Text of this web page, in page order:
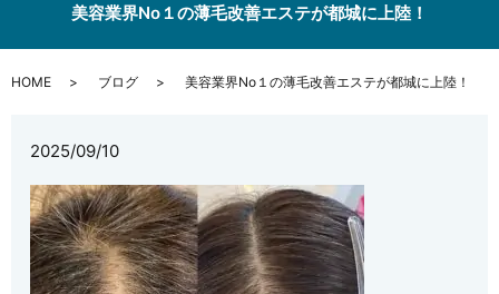
美容業界No１の薄毛改善エステが都城に上陸！
HOME ブログ 美容業界No１の薄毛改善エステが都城に上陸！
2025/09/10